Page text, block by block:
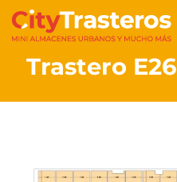
Trastero E26